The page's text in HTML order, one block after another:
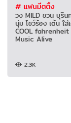
# แฟนมีตติ้ง
วง MILD ชวน บุริน
นุ่ม โชว์ร้อง เต้น ใส่
COOL
Music Alive
2.3K